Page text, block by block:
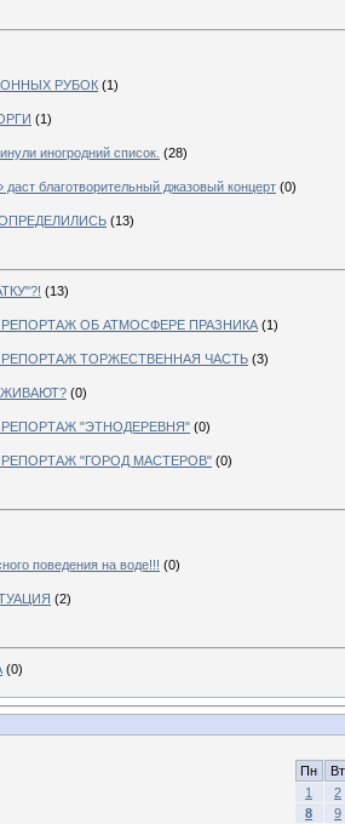
РУБОК (1)
(1)
иногродний список. (28)
даст благотворительный джазовый концерт (0)
(13)
(13)
ОБ АТМОСФЕРЕ ПРАЗНИКА (1)
ТОРЖЕСТВЕННАЯ ЧАСТЬ (3)
(0)
"ЭТНОДЕРЕВНЯ" (0)
"ГОРОД МАСТЕРОВ" (0)
поведения на воде!!! (0)
(2)
(0)
Пн
Вт
1
2
8
9